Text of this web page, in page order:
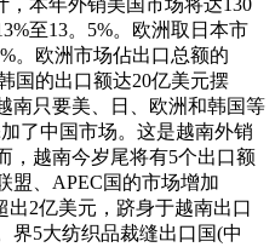
，本年外销美国市场将达130
至13。5%。欧洲取日本市
。欧洲市场佔出口总额的
国的出口额达20亿美元摆
南只要美、日、欧洲和韩国等
了中国市场。这是越南外销
，越南今岁尾将有5个出口额
盟、APEC国的市场增加
出2亿美元，跻身于越南出口
界5大纺织品裁缝出口国(中